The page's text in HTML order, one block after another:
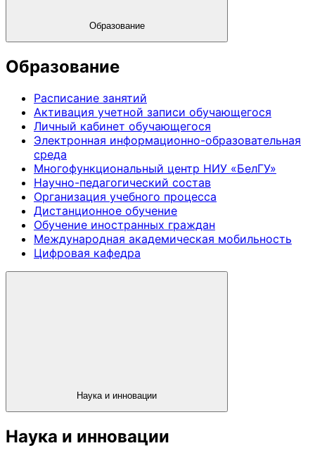
Образование
Образование
Расписание занятий
Активация учетной записи обучающегося
Личный кабинет обучающегося
Электронная информационно-образовательная
среда
Многофункциональный центр НИУ «БелГУ»
Научно-педагогический состав
Организация учебного процесса
Дистанционное обучение
Обучение иностранных граждан
Международная академическая мобильность
Цифровая кафедра
Наука и инновации
Наука и инновации